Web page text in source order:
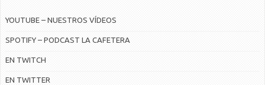
YOUTUBE – NUESTROS VÍDEOS
SPOTIFY – PODCAST LA CAFETERA
EN TWITCH
EN TWITTER